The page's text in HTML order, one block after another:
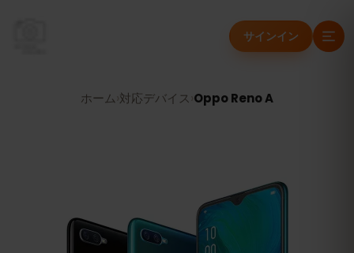
サインイン
ホーム 対応デバイス Oppo Reno A